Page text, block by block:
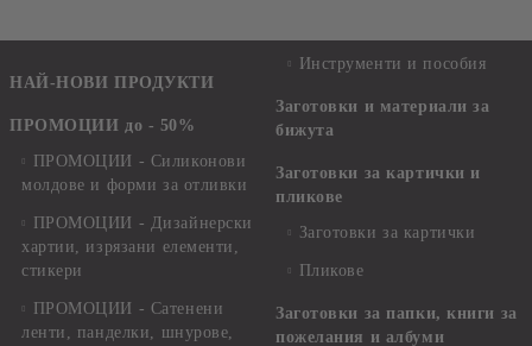
НАЙ-НОВИ ПРОДУКТИ
ПРОМОЦИИ до - 50%
ПРОМОЦИИ - Силиконови
молдове и форми за отливки
ПРОМОЦИИ - Дизайнерски
хартии, изрязани елементи,
стикери
ПРОМОЦИИ - Сатенени
ленти, панделки, шнурове,
Инструменти и пособия
Заготовки и материали за
бижута
Заготовки за картички и
пликове
Заготовки за картички
Пликове
Заготовки за папки, книги за
пожелания и албуми